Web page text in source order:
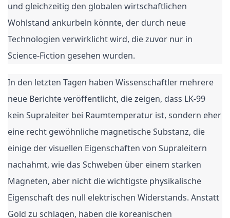
und gleichzeitig den globalen wirtschaftlichen
Wohlstand ankurbeln könnte, der durch neue
Technologien verwirklicht wird, die zuvor nur in
Science-Fiction gesehen wurden.
In den letzten Tagen haben Wissenschaftler mehrere
neue Berichte veröffentlicht, die zeigen, dass LK-99
kein Supraleiter bei Raumtemperatur ist, sondern eher
eine recht gewöhnliche magnetische Substanz, die
einige der visuellen Eigenschaften von Supraleitern
nachahmt, wie das Schweben über einem starken
Magneten, aber nicht die wichtigste physikalische
Eigenschaft des null elektrischen Widerstands. Anstatt
Gold zu schlagen, haben die koreanischen